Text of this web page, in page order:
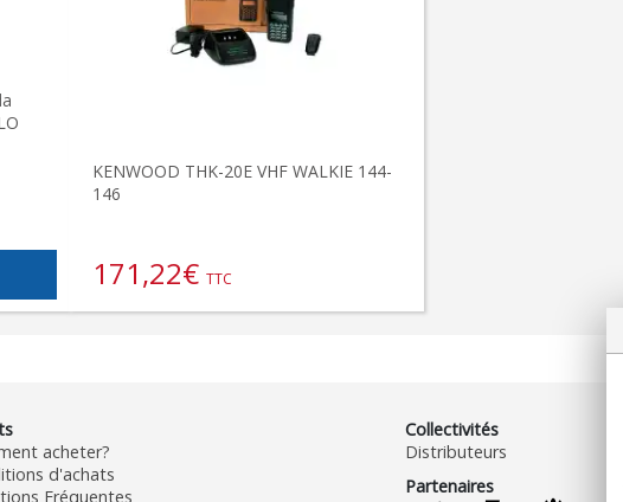
KENWOOD THK-20E VHF WALKIE 144-
146
171,22€ TTC
acheter?
d'achats
Fréquentes
Collectivités
Distributeurs
Partenaires